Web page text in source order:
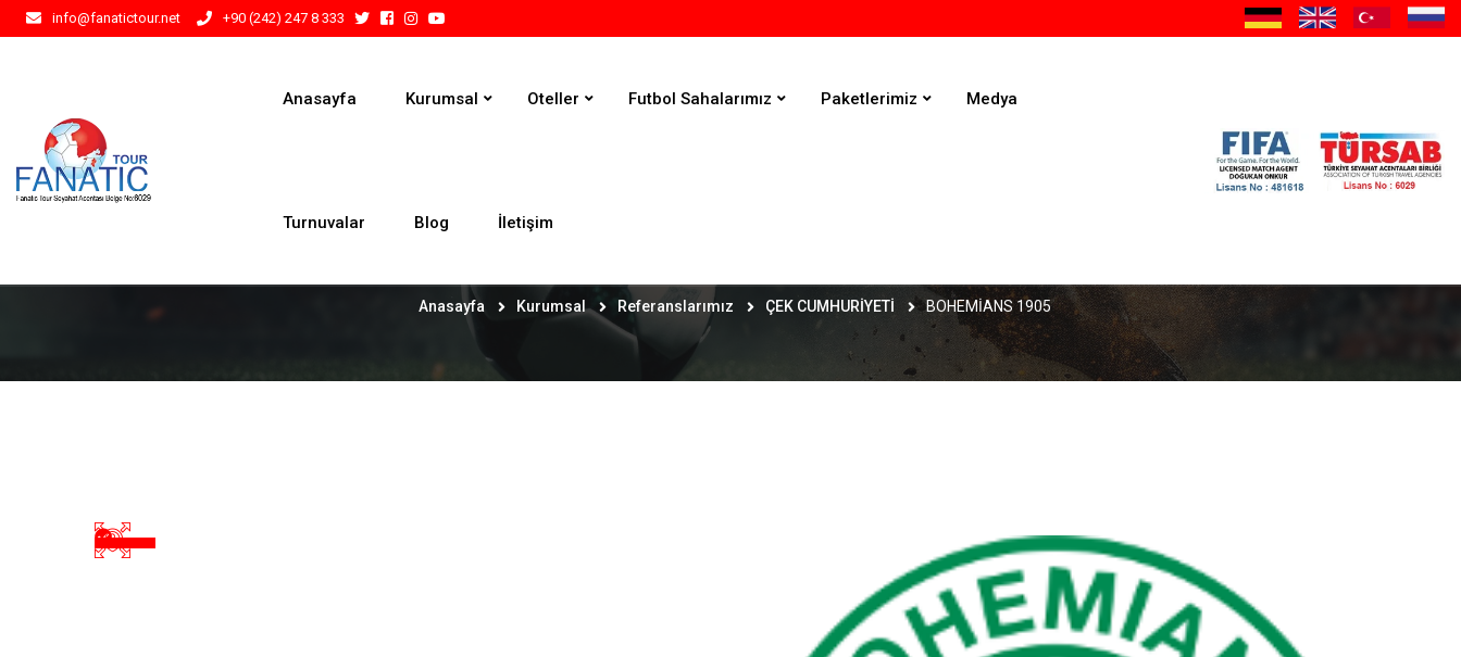
info@fanatictour.net +90 (242) 247 8 333
Anasayfa Kurumsal Oteller Futbol Sahalarımız Paketlerimiz Medya
Turnuvalar Blog İletişim
Anasayfa Kurumsal Referanslarımız ÇEK CUMHURİYETİ BOHEMİANS 1905